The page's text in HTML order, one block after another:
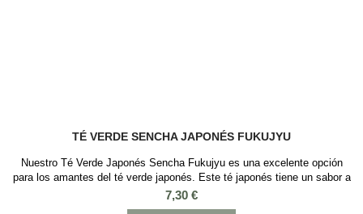
TÉ VERDE SENCHA JAPONÉS FUKUJYU
Nuestro Té Verde Japonés Sencha Fukujyu es una excelente opción
para los amantes del té verde japonés. Este té japonés tiene un sabor a
algas, vegetales hervidos, umami, de color Verde intenso tirando a
amarillo, con muy poca astringencia y muy complejo. El té verde
Precio
7,30 €